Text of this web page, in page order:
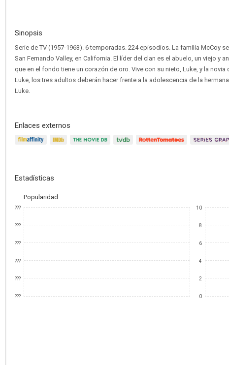
Sinopsis
Serie de TV (1957-1963). 6 temporadas. 224 episodios. La familia McCoy
San Fernando Valley, en California. El líder del clan es el abuelo, un viejo y
que en el fondo tiene un corazón de oro. Vive con su nieto, Luke, y la
Luke, los tres adultos deberán hacer frente a la adolescencia de la
Luke.
Enlaces externos
Estadísticas
Popularidad
???
???
???
???
???
???
10
8
6
4
2
0